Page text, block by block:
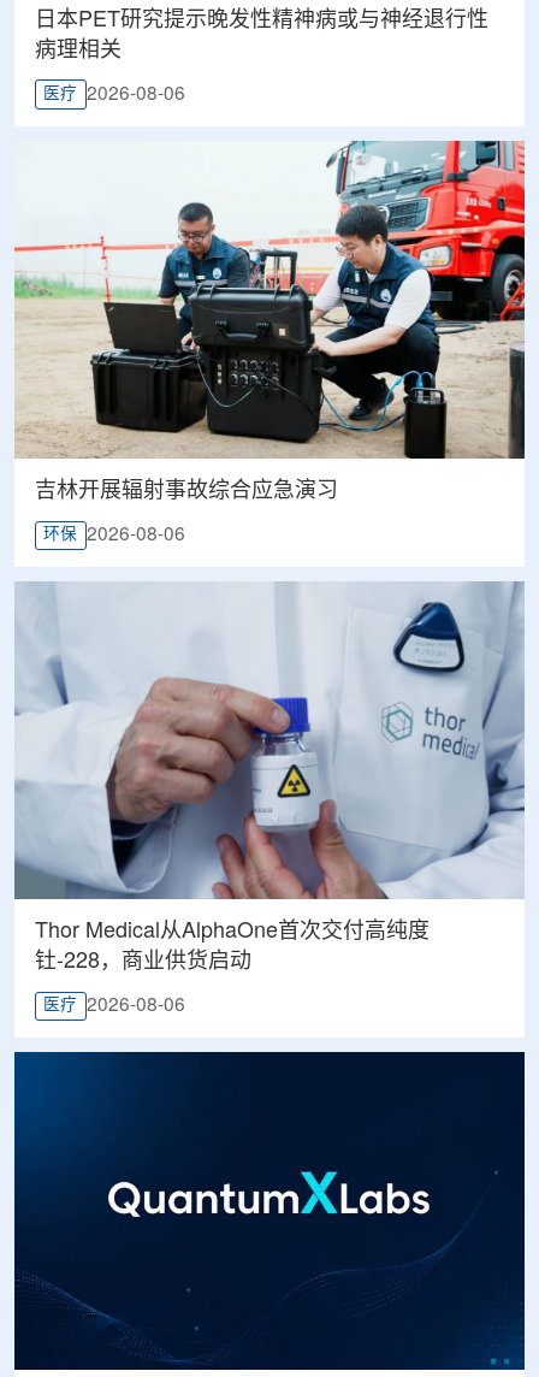
日本PET研究提示晚发性精神病或与神经退行性
病理相关
医疗 2026-08-06
吉林开展辐射事故综合应急演习
环保 2026-08-06
Thor Medical从AlphaOne首次交付高纯度
钍-228，商业供货启动
医疗 2026-08-06